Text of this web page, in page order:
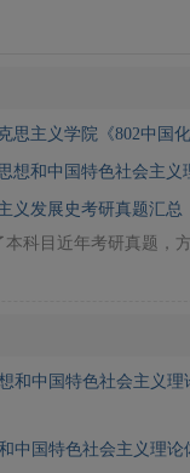
思主义学院《802中国
想和中国特色社会主
义发展史考研真题汇总
本科目近年考研真题，
想和中国特色社会主义
和中国特色社会主义理